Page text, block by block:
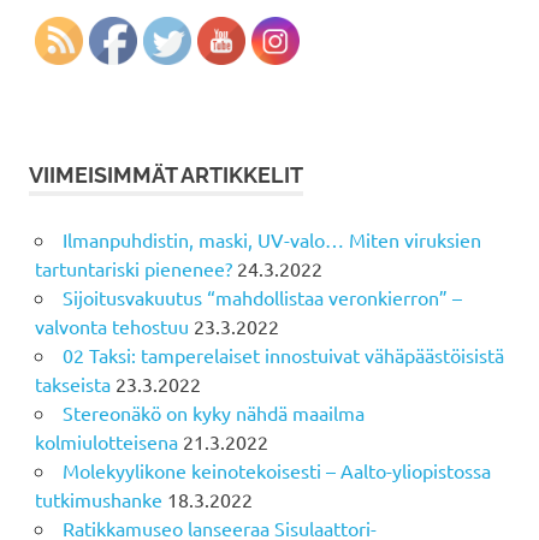
VIIMEISIMMÄT ARTIKKELIT
Ilmanpuhdistin, maski, UV-valo… Miten viruksien
tartuntariski pienenee? 24.3.2022
Sijoitusvakuutus “mahdollistaa veronkierron” –
valvonta tehostuu 23.3.2022
02 Taksi: tamperelaiset innostuivat vähäpäästöisistä
takseista 23.3.2022
Stereonäkö on kyky nähdä maailma
kolmiulotteisena 21.3.2022
Molekyylikone keinotekoisesti – Aalto-yliopistossa
tutkimushanke 18.3.2022
Ratikkamuseo lanseeraa Sisulaattori-